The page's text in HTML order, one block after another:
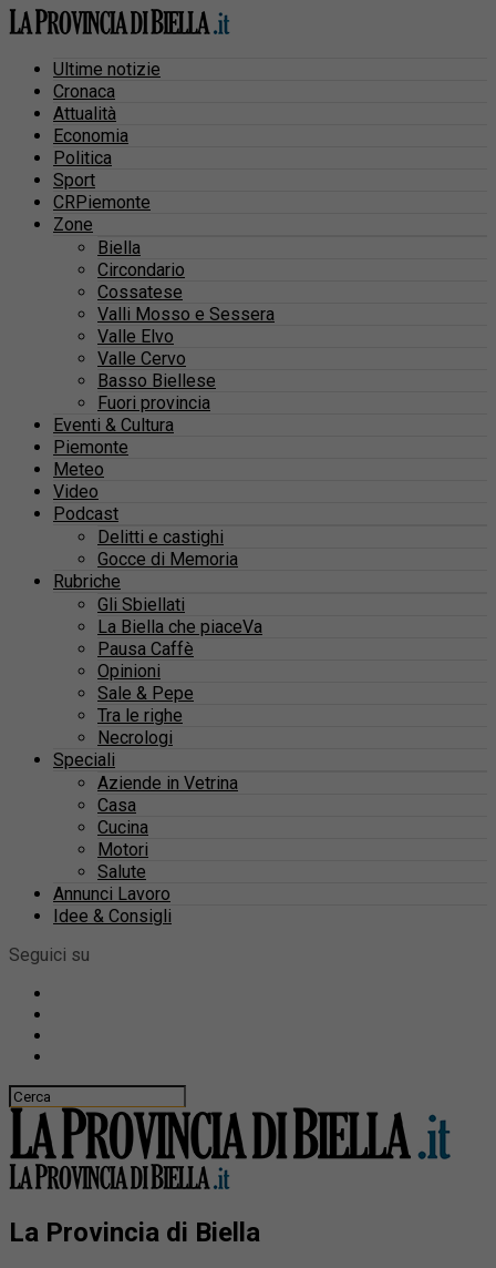
Ultime notizie
Cronaca
Attualità
Economia
Politica
Sport
CRPiemonte
Zone
Biella
Circondario
Cossatese
Valli Mosso e Sessera
Valle Elvo
Valle Cervo
Basso Biellese
Fuori provincia
Eventi & Cultura
Piemonte
Meteo
Video
Podcast
Delitti e castighi
Gocce di Memoria
Rubriche
Gli Sbiellati
La Biella che piaceVa
Pausa Caffè
Opinioni
Sale & Pepe
Tra le righe
Necrologi
Speciali
Aziende in Vetrina
Casa
Cucina
Motori
Salute
Annunci Lavoro
Idee & Consigli
Seguici su
La Provincia di Biella